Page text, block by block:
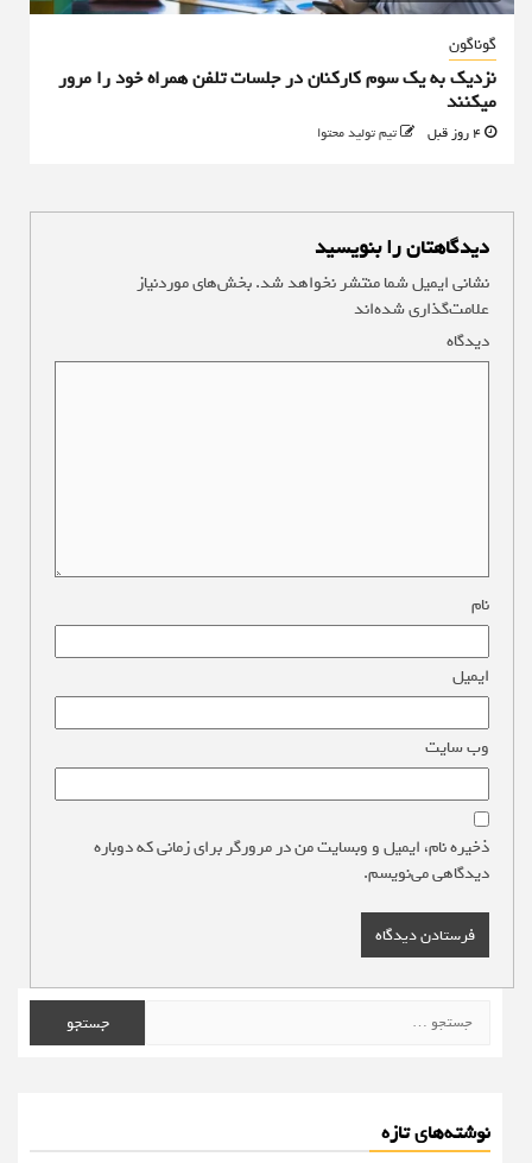
گوناگون
نزدیک به یک سوم کارکنان در جلسات تلفن همراه خود را مرور
میکنند
تیم تولید محتوا
دیدگاهتان را بنویسید
نشانی ایمیل شما منتشر نخواهد شد.بخش‌های موردنیاز
علامت‌گذاری شده‌اند
دیدگاه
نام
ایمیل
وب‌ سایت
ذخیره نام، ایمیل و وبسایت من در مرورگر برای زمانی که دوباره
دیدگاهی می‌نویسم.
برای:
نوشته‌های تازه